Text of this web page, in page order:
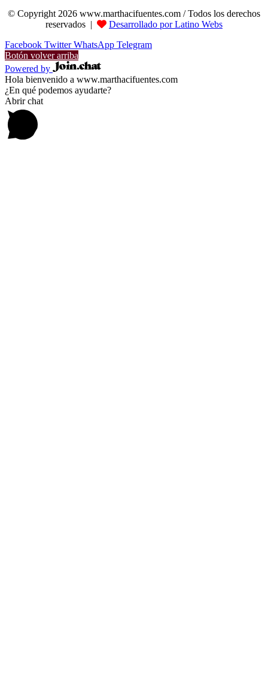
© Copyright 2026 www.marthacifuentes.com / Todos los derechos
reservados |
Desarrollado por Latino Webs
Facebook Twitter WhatsApp Telegram
Botón volver arriba
Powered by
Hola bienvenido a www.marthacifuentes.com
¿En qué podemos ayudarte?
Abrir chat